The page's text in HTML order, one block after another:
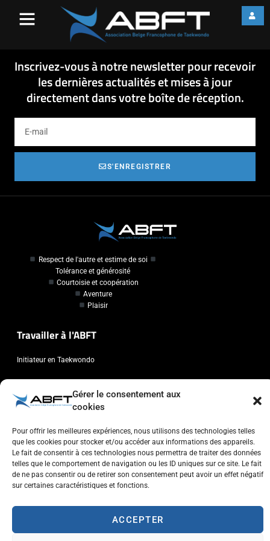
Gérer le consentement aux
cookies
Pour offrir les meilleures expériences, nous utilisons des technologies telles
que les cookies pour stocker et/ou accéder aux informations des appareils.
Le fait de consentir à ces technologies nous permettra de traiter des données
telles que le comportement de navigation ou les ID uniques sur ce site. Le fait
de ne pas consentir ou de retirer son consentement peut avoir un effet négatif
sur certaines caractéristiques et fonctions.
ACCEPTER
coach
14-05-7 Fiche formation carte coach
Inscrivez-vous à notre newsletter pour recevoir
les dernières actualités et mises à jour
directement dans votre boîte de réception.
S'ENREGISTRER
Respect de l'autre et estime de soi
Tolérance et générosité
Courtoisie et coopération
Aventure
Plaisir
Travailler à l'ABFT
Initiateur en Taekwondo
Chaussée de Wavre, 2057 - 1160 Auderghem
info@abft.be
+32 (0)2 347 34 77